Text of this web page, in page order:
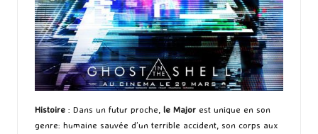
Histoire : Dans un futur proche, le Major est unique en son
genre: humaine sauvée d’un terrible accident, son corps aux